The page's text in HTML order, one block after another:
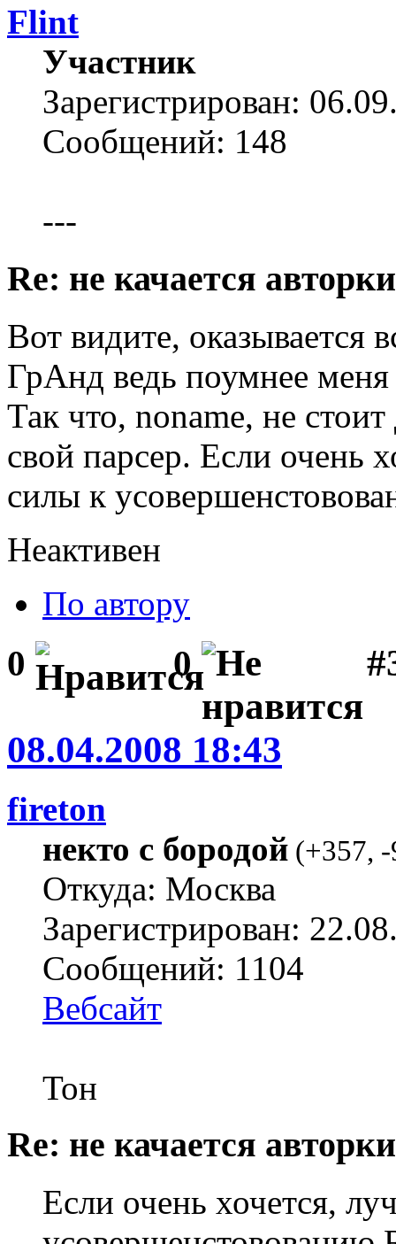
Flint
Участник
Зарегистрирован:
Сообщений: 148
---
Re: не качается
Вот видите, оказывается
ГрАнд ведь поумнее меня
Так что, noname, не
свой парсер. Если очень
силы к
Неактивен
По автору
0 0
08.04.2008 18:43
fireton
некто с бородой (+357,
Откуда: Москва
Зарегистрирован:
Сообщений: 1104
Вебсайт
Тон
Re: не качается
Если очень хочется,